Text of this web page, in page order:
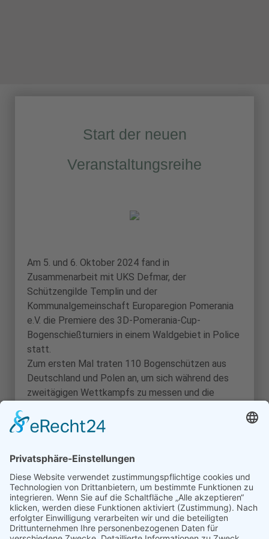
Start der neuen
Veranstaltungsreihe
Am 5. und 6. Oktober 2024 fand in
Zusammenarbeit mit UKS Defmar, der
Schützengilde Templin und der
Kommunalgemeinschaft Europaregion Pomerania
e.V. die Premiere des 3D-Pomerania-Cup-
Bogenschießturniers in einem Waldgebiet in Police
statt.
Zum ersten Mal traten 110 Bogenschützen aus
Deutschland und Polen an, um sich während des
zweitägigen Wettkampfs zu messen und die
die durchweg positiven Eindrücke, die die
Teilnehmer mitgenommen haben, und blicken
Turniers.
Diese wird am 24. und 25. Mai 2025 in Templin
ausgetragen – erneut in Kooperation mit UKS
Defmar und mit finanzieller Unterstützung der
Europaregion Pomerania e.V.